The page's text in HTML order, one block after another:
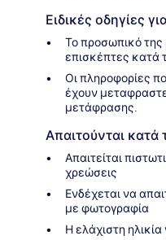
Ειδικές οδηγίες
Το προσωπικό της
επισκέπτες κατά
Οι πληροφορίες
έχουν
μετάφρασης.
Απαιτούνται κατά
Απαιτείται
χρεώσεις
Ενδέχεται να
με φωτογραφία
Η ελάχιστη ηλικία